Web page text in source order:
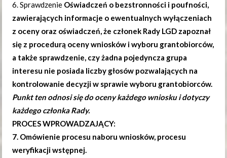
6. Sprawdzenie Oświadczeń o bezstronności i poufności,
zawierających informacje o ewentualnych wyłączeniach
z oceny oraz oświadczeń, że członek Rady LGD zapoznał
się z procedurą oceny wniosków i wyboru grantobiorców,
a także sprawdzenie, czy żadna pojedyncza grupa
interesu nie posiada liczby głosów pozwalających na
kontrolowanie decyzji w sprawie wyboru grantobiorców.
Punkt ten odnosi się do oceny każdego wniosku i dotyczy
każdego członka Rady.
PROCES WPROWADZAJĄCY:
7. Omówienie procesu naboru wniosków, procesu
weryfikacji wstępnej.